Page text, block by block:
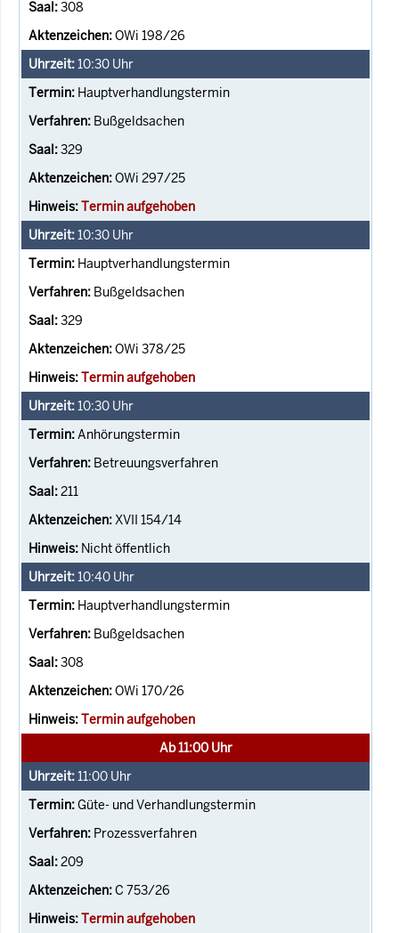
308
OWi 198/26
10:30 Uhr
Hauptverhandlungstermin
Bußgeldsachen
329
OWi 297/25
Termin aufgehoben
10:30 Uhr
Hauptverhandlungstermin
Bußgeldsachen
329
OWi 378/25
Termin aufgehoben
10:30 Uhr
Anhörungstermin
Betreuungsverfahren
211
XVII 154/14
Nicht öffentlich
10:40 Uhr
Hauptverhandlungstermin
Bußgeldsachen
308
OWi 170/26
Termin aufgehoben
Ab 11:00 Uhr
11:00 Uhr
Güte- und Verhandlungstermin
Prozessverfahren
209
C 753/26
Termin aufgehoben